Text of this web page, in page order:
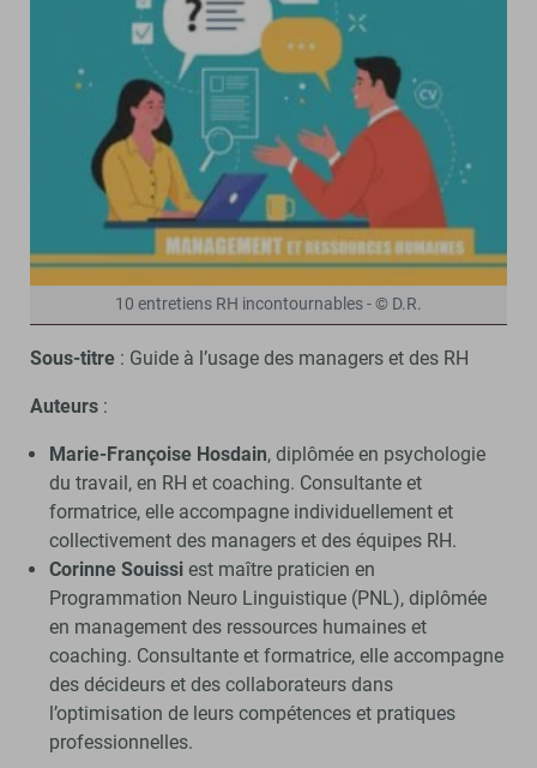
10 entretiens RH incontournables - © D.R.
Sous-titre : Guide à l’usage des managers et des RH
Auteurs :
Marie-Françoise Hosdain, diplômée en psychologie
du travail, en RH et coaching. Consultante et
formatrice, elle accompagne individuellement et
collectivement des managers et des équipes RH.
Corinne Souissiest maître praticien en
Programmation Neuro Linguistique (PNL), diplômée
en management des ressources humaines et
coaching. Consultante et formatrice, elle accompagne
des décideurs et des collaborateurs dans
l’optimisation de leurs compétences et pratiques
professionnelles.